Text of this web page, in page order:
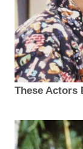
These Actors